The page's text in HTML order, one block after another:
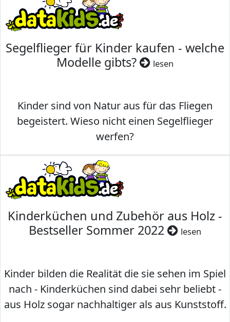
Segelflieger für Kinder kaufen - welche
Modelle gibts?
lesen
Kinder sind von Natur aus für das Fliegen
begeistert. Wieso nicht einen Segelflieger
werfen?
Kinderküchen und Zubehör aus Holz -
Bestseller Sommer 2022
lesen
Kinder bilden die Realität die sie sehen im Spiel
nach - Kinderküchen sind dabei sehr beliebt -
aus Holz sogar nachhaltiger als aus Kunststoff.